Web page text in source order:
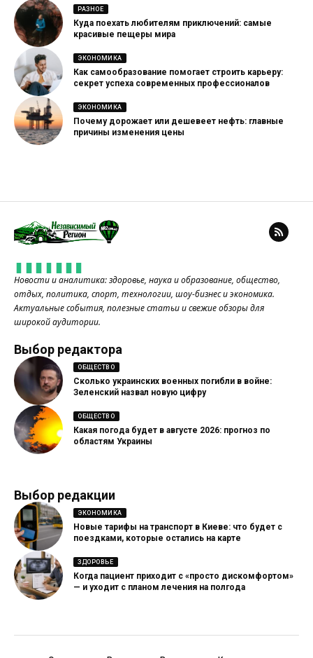
РАЗНОЕ
Куда поехать любителям приключений: самые
красивые пещеры мира
ЭКОНОМИКА
Как самообразование помогает строить карьеру:
секрет успеха современных профессионалов
ЭКОНОМИКА
Почему дорожает или дешевеет нефть: главные
причины изменения цены
Новости и аналитика: здоровье, наука и образование, общество,
отдых, политика, спорт, технологии, шоу-бизнес и экономика.
Актуальные события, полезные статьи и свежие обзоры для
широкой аудитории.
Выбор редактора
ОБЩЕСТВО
Сколько украинских военных погибли в войне:
Зеленский назвал новую цифру
ОБЩЕСТВО
Какая погода будет в августе 2026: прогноз по
областям Украины
Выбор редакции
ЭКОНОМИКА
Новые тарифы на транспорт в Киеве: что будет с
поездками, которые остались на карте
ЗДОРОВЬЕ
Когда пациент приходит с «просто дискомфортом»
— и уходит с планом лечения на полгода